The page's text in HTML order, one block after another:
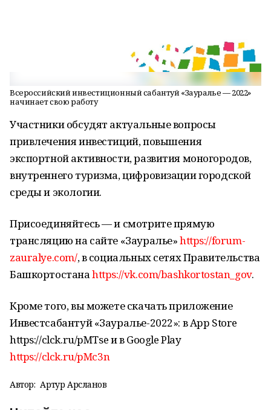
Всероссийский инвестиционный сабантуй «Зауралье — 2022»
начинает свою работу
Участники обсудят актуальные вопросы
привлечения инвестиций, повышения
экспортной активности, развития моногородов,
внутреннего туризма, цифровизации городской
среды и экологии.
Присоединяйтесь — и смотрите прямую
трансляцию на сайте «Зауралье»https://forum-
zauralye.com/, в социальных сетях Правительства
Башкортостанаhttps://vk.com/bashkortostan_gov.
Кроме того, вы можете скачать приложение
Инвестсабантуй «Зауралье-2022»: в App Store
https://clck.ru/pMTse и в Google Play
https://clck.ru/pMc3n
Автор: Артур Арсланов